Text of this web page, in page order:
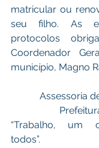
matricular ou
seu filho. As
protocolos
Coordenador
município, Magno
“Trabalho, um
todos”.